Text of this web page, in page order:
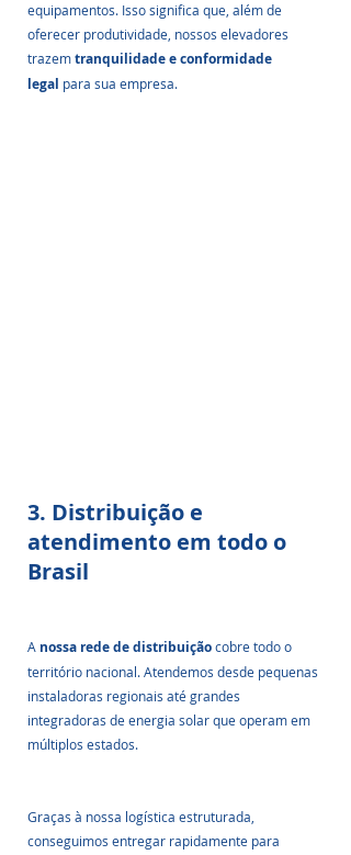
equipamentos. Isso significa que, além de
oferecer produtividade, nossos elevadores
trazem tranquilidade e conformidade
legal para sua empresa.
3. Distribuição e
atendimento em todo o
Brasil
A nossa rede de distribuição cobre todo o
território nacional. Atendemos desde pequenas
instaladoras regionais até grandes
integradoras de energia solar que operam em
múltiplos estados.
Graças à nossa logística estruturada,
conseguimos entregar rapidamente para